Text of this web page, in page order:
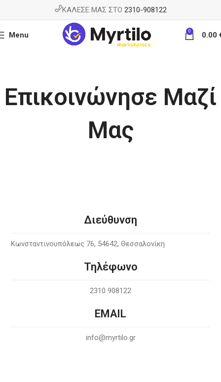
ΚΑΛΕΣΕ ΜΑΣ ΣΤΟ 2310-908122
Menu 0 0.00
Επικοινώνησε Μαζί
Μας
Διεύθυνση
Κωνσταντινουπόλεως 76, 54642, Θεσσαλονίκη
Τηλέφωνο
2310 908122
EMAIL
info@myrtilo.gr